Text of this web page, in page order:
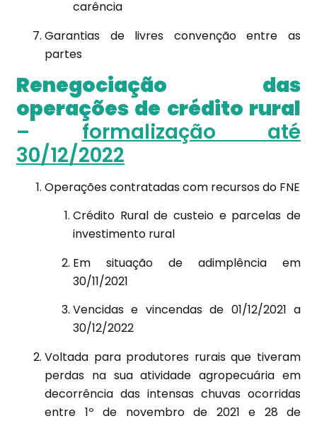
carência
Garantias de livres convenção entre as
partes
Renegociação das
operações de crédito rural
– formalização até
30/12/2022
Operações contratadas com recursos do FNE
Crédito Rural de custeio e parcelas de
investimento rural
Em situação de adimplência em
30/11/2021
Vencidas e vincendas de 01/12/2021 a
30/12/2022
Voltada para produtores rurais que tiveram
perdas na sua atividade agropecuária em
decorrência das intensas chuvas ocorridas
entre 1º de novembro de 2021 e 28 de